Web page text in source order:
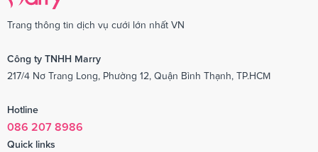
Trang thông tin dịch vụ cưới lớn nhất VN
Công ty TNHH Marry
217/4 Nơ Trang Long, Phường 12, Quận Bình Thạnh, TP.HCM
Hotline
086 207 8986
Quick links